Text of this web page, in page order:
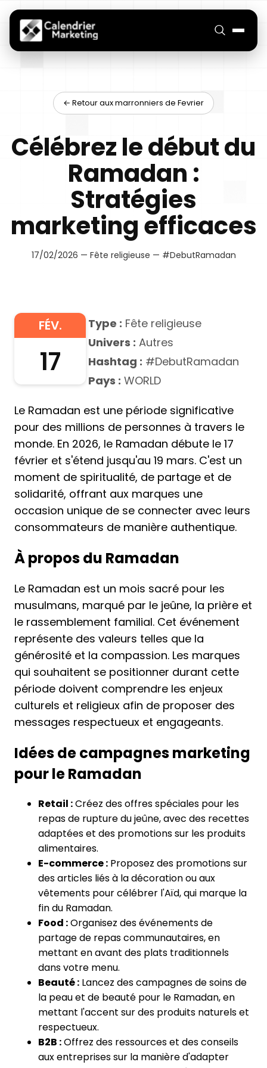
← Retour aux marronniers de Fevrier
Célébrez le début du
Ramadan :
Stratégies
marketing efficaces
17/02/2026 — Fête religieuse — #DebutRamadan
FÉV.
17
Type : Fête religieuse
Univers : Autres
Hashtag : #DebutRamadan
Pays : WORLD
Le Ramadan est une période significative
pour des millions de personnes à travers le
monde. En 2026, le Ramadan débute le 17
février et s'étend jusqu'au 19 mars. C'est un
moment de spiritualité, de partage et de
solidarité, offrant aux marques une
occasion unique de se connecter avec leurs
consommateurs de manière authentique.
À propos du Ramadan
Le Ramadan est un mois sacré pour les
musulmans, marqué par le jeûne, la prière et
le rassemblement familial. Cet événement
représente des valeurs telles que la
générosité et la compassion. Les marques
qui souhaitent se positionner durant cette
période doivent comprendre les enjeux
culturels et religieux afin de proposer des
messages respectueux et engageants.
Idées de campagnes marketing
pour le Ramadan
Retail :Créez des offres spéciales pour les
repas de rupture du jeûne, avec des recettes
adaptées et des promotions sur les produits
alimentaires.
E-commerce : Proposez des promotions sur
des articles liés à la décoration ou aux
vêtements pour célébrer l'Aïd, qui marque la
fin du Ramadan.
Food :Organisez des événements de
partage de repas communautaires, en
mettant en avant des plats traditionnels
dans votre menu.
Beauté : Lancez des campagnes de soins de
la peau et de beauté pour le Ramadan, en
mettant l'accent sur des produits naturels et
respectueux.
B2B :Offrez des ressources et des conseils
aux entreprises sur la manière d'adapter